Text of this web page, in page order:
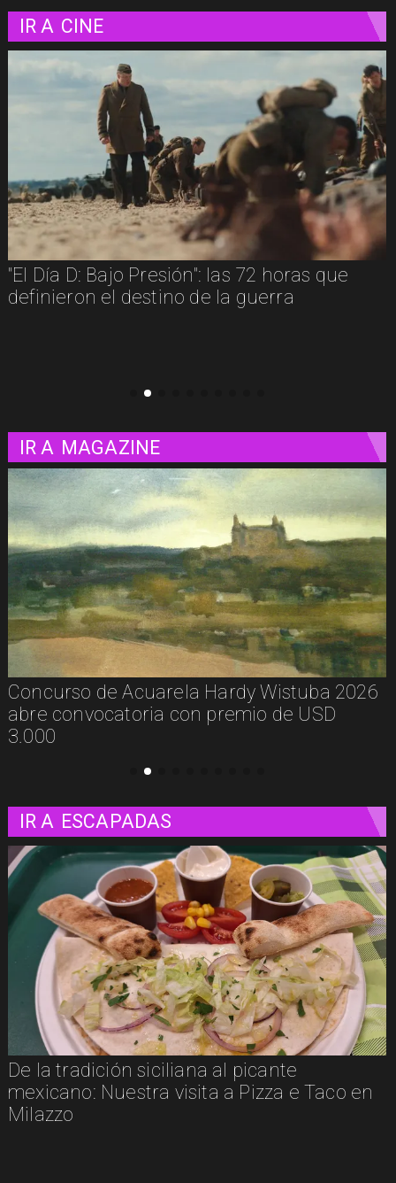
IR A CINE
"Diamanti": una carta de amor al cine
contada a través de las mujeres
IR A MAGAZINE
De la calle a los libros: Pablito Recupera
presenta Psicología Callejera
IR A ESCAPADAS
en
Un paseo matutino por Venecia